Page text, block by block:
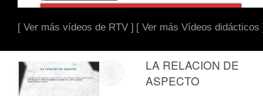
[ Ver más vídeos de RTV ] [ Ver más Vídeos didácticos
LA RELACION DE
ASPECTO